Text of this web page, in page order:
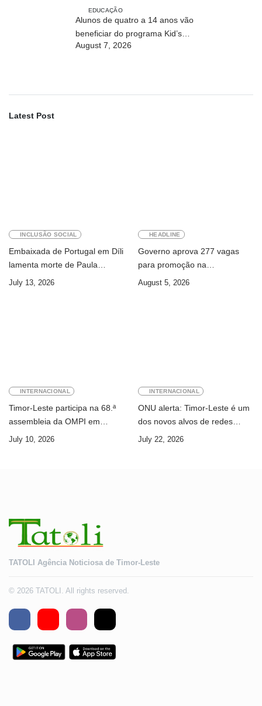
EDUCAÇÃO
Alunos de quatro a 14 anos vão
beneficiar do programa Kid’s
Athletics
August 7, 2026
Latest Post
INCLUSÃO SOCIAL
Embaixada de Portugal em Díli
lamenta morte de Paula
Ferreira Pinto
July 13, 2026
HEADLINE
Governo aprova 277 vagas
para promoção na
Administração Pública
August 5, 2026
INTERNACIONAL
Timor-Leste participa na 68.ª
assembleia da OMPI em
Genebra
July 10, 2026
INTERNACIONAL
ONU alerta: Timor-Leste é um
dos novos alvos de redes
internacionais de cibercrime
July 22, 2026
TATOLI Agência Noticiosa de Timor-Leste
© 2026 TATOLI. All rights reserved.